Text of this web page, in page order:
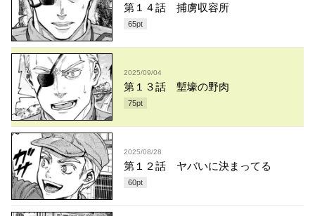
第１４話 捕虜収容所
65pt
2025/09/04
第１３話 塹壕の野肉
75pt
2025/08/28
第１２話 ヤバいに決まってる
60pt